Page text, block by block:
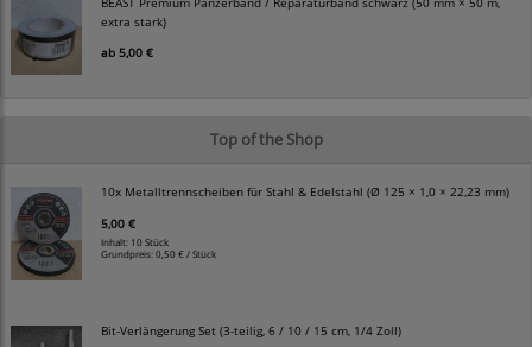
extra stark)
ab 5,00 €
Top of the Shop
10x Metalltrennscheiben für Stahl & Edelstahl (Ø 125 × 1,0 × 22,23 mm)
5,00 €
Inhalt: 10 Stück
Grundpreis:0,50 € / Stück
Bit-Verlängerung Set (3-teilig, 6 / 10 / 15 cm, 1/4 Zoll)